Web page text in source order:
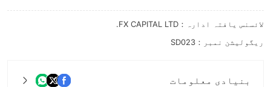
لائسنس یافتہ ادارہ：FX CAPITAL LTD.
ریگولیشن نمبر：SD023
بنیادی معلومات